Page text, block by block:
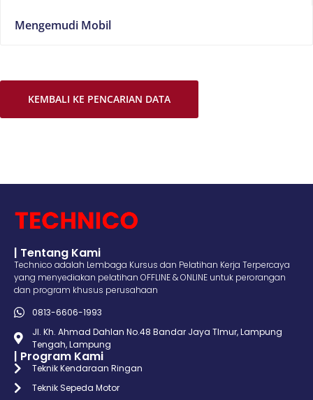
Mengemudi Mobil
KEMBALI KE PENCARIAN DATA
| Tentang Kami
Technico adalah Lembaga Kursus dan Pelatihan Kerja Terpercaya
yang menyediakan pelatihan OFFLINE & ONLINE untuk perorangan
dan program khusus perusahaan
0813-6606-1993
Jl. Kh. Ahmad Dahlan No.48 Bandar Jaya TImur, Lampung
Tengah, Lampung
| Program Kami
Teknik Kendaraan Ringan
Teknik Sepeda Motor